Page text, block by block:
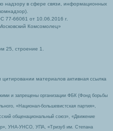
надзору в сфере связи, информационных
77-66061 от 10.06.2016 г.
Комсомолец»
25, строение 1.
материалов активная ссылка
и запрещены организации ФБК (Фонд борьбы
«Национал-большевистская партия»,
общенациональный союз», «Движение
УНА-УНСО, УПА, «Тризуб им. Степана